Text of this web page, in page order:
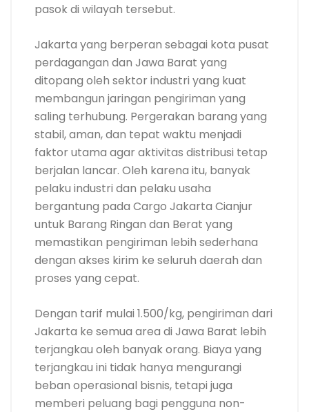
pasok di wilayah tersebut.
Jakarta yang berperan sebagai kota pusat
perdagangan dan Jawa Barat yang
ditopang oleh sektor industri yang kuat
membangun jaringan pengiriman yang
saling terhubung. Pergerakan barang yang
stabil, aman, dan tepat waktu menjadi
faktor utama agar aktivitas distribusi tetap
berjalan lancar. Oleh karena itu, banyak
pelaku industri dan pelaku usaha
bergantung pada Cargo Jakarta Cianjur
untuk Barang Ringan dan Berat yang
memastikan pengiriman lebih sederhana
dengan akses kirim ke seluruh daerah dan
proses yang cepat.
Dengan tarif mulai 1.500/kg, pengiriman dari
Jakarta ke semua area di Jawa Barat lebih
terjangkau oleh banyak orang. Biaya yang
terjangkau ini tidak hanya mengurangi
beban operasional bisnis, tetapi juga
memberi peluang bagi pengguna non-